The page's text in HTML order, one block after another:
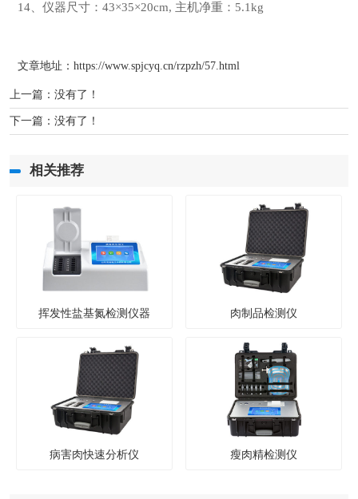
14、仪器尺寸：43×35×20cm, 主机净重：5.1kg
文章地址： https://www.spjcyq.cn/rzpzh/57.html
上一篇：没有了！
下一篇：没有了！
相关推荐
挥发性盐基氮检测仪器 肉制品检测仪
病害肉快速分析仪 瘦肉精检测仪